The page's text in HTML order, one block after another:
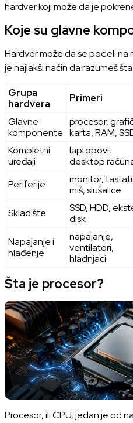
hardver koji može da je
Koje su glavne
Hardver može da se podeli na
je najlakši način da razumeš
Grupa
hardvera
Primeri
Glavne
komponente
procesor,
karta, RAM,
Kompletni
uređaji
laptopovi,
desktop
Periferije
monitor,
miš, slušalice
Skladište
SSD, HDD,
disk
Napajanje i
hlađenje
napajanje,
ventilatori,
hladnjaci
Šta je procesor?
Procesor, ili CPU, jedan je od